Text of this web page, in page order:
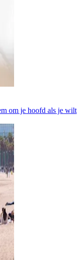
om je hoofd als je wilt